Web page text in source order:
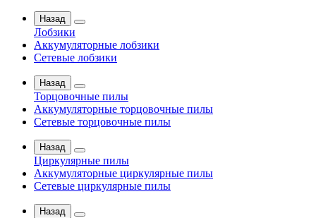
Назад
Лобзики
Аккумуляторные лобзики
Сетевые лобзики
Назад
Торцовочные пилы
Аккумуляторные торцовочные пилы
Сетевые торцовочные пилы
Назад
Циркулярные пилы
Аккумуляторные циркулярные пилы
Сетевые циркулярные пилы
Назад